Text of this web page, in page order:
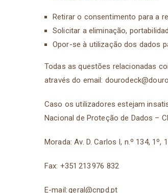
Retirar o consentimento para a
Solicitar a eliminação,
Opor-se à utilização dos dados
Todas as questões relacionadas
através do email:
Caso os utilizadores estejam
Nacional de Proteção de Dados –
Morada: Av. D. Carlos I, n.º 134,
Fax: +351 213 976 832
E-mail:geral@cnpd.pt